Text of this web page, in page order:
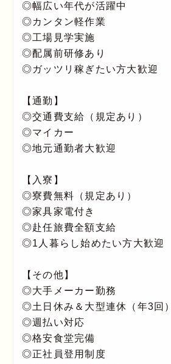
◎幅広い年代が活躍中
◎カンタン軽作業
◎工場見学実施
◎配属前研修あり
◎ガッツリ稼ぎたい方大歓迎
【通勤】
◎交通費支給（規定あり）
◎マイカー
◎地元通勤者大歓迎
【入寮】
◎寮費無料（規定あり）
◎家具家電付き
◎赴任旅費全額支給
◎1人暮らし始めたい方大歓迎
【その他】
◎大手メーカー勤務
◎土日休み＆大型連休（年3回）
◎週払い対応
◎格安食堂完備
◎正社員登用制度